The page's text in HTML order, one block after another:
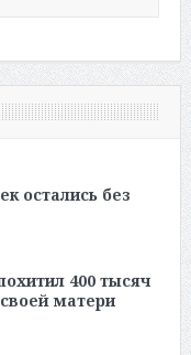
остались без
400 тысяч
матери